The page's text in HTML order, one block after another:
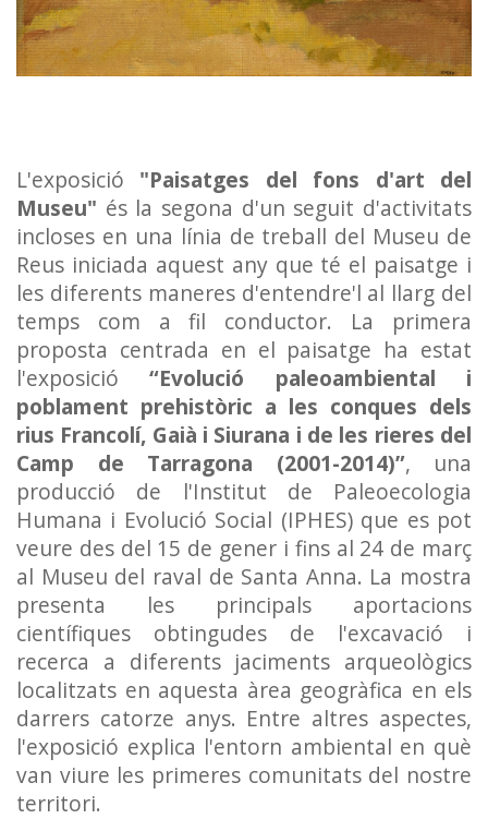
L'exposició "Paisatges del fons d'art del
Museu" és la segona d'un seguit d'activitats
incloses en una línia de treball del Museu de
Reus iniciada aquest any que té el paisatge i
les diferents maneres d'entendre'l al llarg del
temps com a fil conductor. La primera
proposta centrada en el paisatge ha estat
l'exposició“Evolució paleoambiental i
poblament prehistòric a les conques dels
rius Francolí, Gaià i Siurana i de les rieres del
Camp de Tarragona (2001-2014)”, una
producció de l'Institut de Paleoecologia
Humana i Evolució Social (IPHES) que es pot
veure des del 15 de gener i fins al 24 de març
al Museu del raval de Santa Anna. La mostra
presenta les principals aportacions
científiques obtingudes de l'excavació i
recerca a diferents jaciments arqueològics
localitzats en aquesta àrea geogràfica en els
darrers catorze anys. Entre altres aspectes,
l'exposició explica l'entorn ambiental en què
van viure les primeres comunitats del nostre
territori.